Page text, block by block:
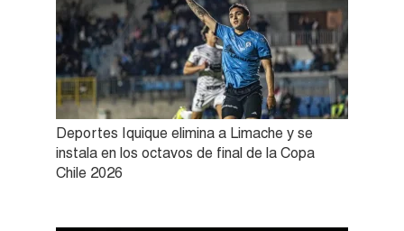
Deportes Iquique elimina a Limache y se
instala en los octavos de final de la Copa
Chile 2026